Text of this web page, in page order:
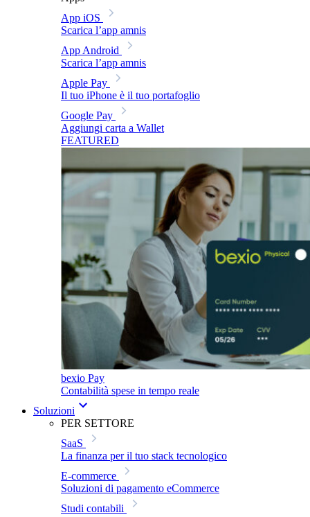
App iOS
Scarica l’app amnis
App Android
Scarica l’app amnis
Apple Pay
Il tuo iPhone è il tuo portafoglio
Google Pay
Aggiungi carta a Wallet
FEATURED
bexio Pay
Contabilità spese in tempo reale
Soluzioni
PER SETTORE
SaaS
La finanza per il tuo stack tecnologico
E-commerce
Soluzioni di pagamento eCommerce
Studi contabili